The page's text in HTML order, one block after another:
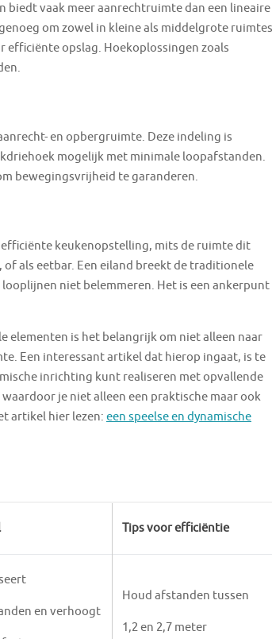
biedt vaak meer aanrechtruimte dan een lineaire
om zowel in kleine als middelgrote ruimtes
efficiënte opslag. Hoekoplossingen zoals
en opbergruimte. Deze indeling is
mogelijk met minimale loopafstanden.
bewegingsvrijheid te garanderen.
keukenopstelling, mits de ruimte dit
als eetbar. Een eiland breekt de traditionele
niet belemmeren. Het is een ankerpunt
elementen is het belangrijk om niet alleen naar
Een interessant artikel dat hierop ingaat, is te
inrichting kunt realiseren met opvallende
je niet alleen een praktische maar ook
artikel hier lezen: een speelse en dynamische
Tips voor efficiëntie
en verhoogt
Houd afstanden tussen
1,2 en 2,7 meter